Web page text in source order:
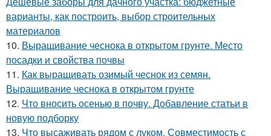
варианты, как построить, выбор строительных
материалов
10. Выращивание чеснока в открытом грунте. Место
посадки и свойства почвы
11. Как выращивать озимый чеснок из семян.
Выращивание чеснока в открытом грунте
12. Что вносить осенью в почву. Добавление статьи в
новую подборку
13. Что высаживать рядом с луком. Совместимость с